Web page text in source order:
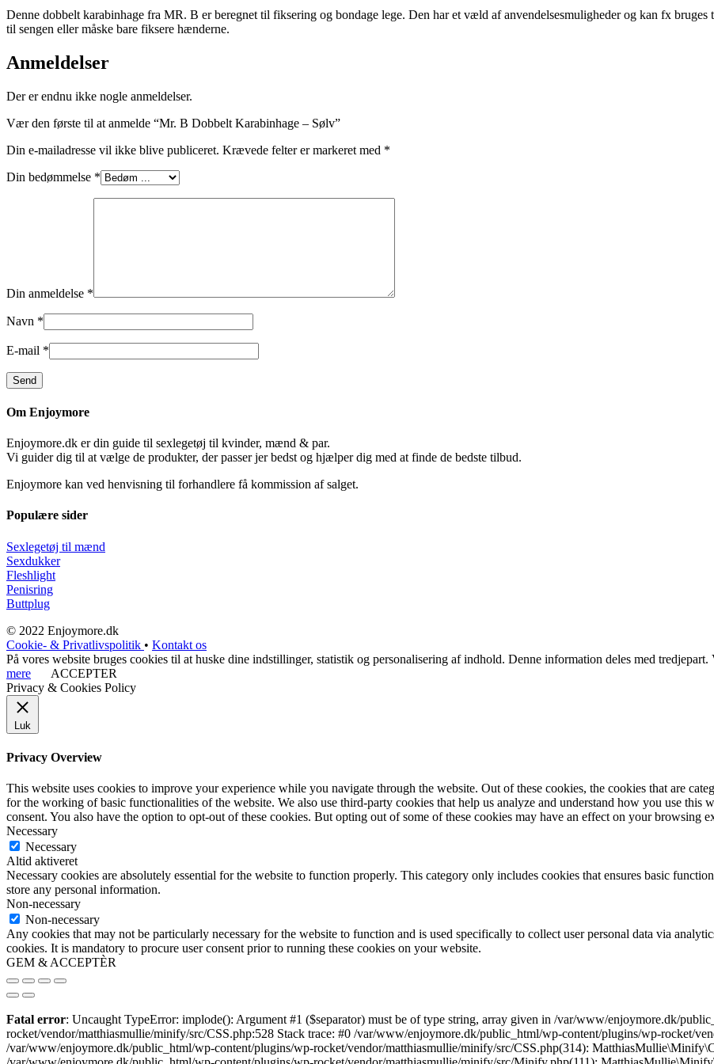
Denne dobbelt karabinhage fra MR. B er beregnet til fiksering og bondage lege. Den har et væld af anvendelsesmuligheder og kan fx
til sengen eller måske bare fiksere hænderne.
Anmeldelser
Der er endnu ikke nogle anmeldelser.
Vær den første til at anmelde “Mr. B Dobbelt Karabinhage – Sølv”
Din e-mailadresse vil ikke blive publiceret. Krævede felter er markeret med *
Din bedømmelse *
Din anmeldelse *
Navn *
E-mail *
Om Enjoymore
Enjoymore.dk er din guide til sexlegetøj til kvinder, mænd & par.
Vi guider dig til at vælge de produkter, der passer jer bedst og hjælper dig med at finde de bedste tilbud.
Enjoymore kan ved henvisning til forhandlere få kommission af salget.
Populære sider
Sexlegetøj til mænd
Sexdukker
Fleshlight
Penisring
Buttplug
© 2022 Enjoymore.dk
Cookie- & Privatlivspolitik • Kontakt os
På vores website bruges cookies til at huske dine indstillinger, statistik og personalisering af indhold. Denne information deles med
mere
ACCEPTER
Privacy & Cookies Policy
Luk
Privacy Overview
This website uses cookies to improve your experience while you navigate through the website. Out of these cookies, the cookies that are
for the working of basic functionalities of the website. We also use third-party cookies that help us analyze and understand how you use
consent. You also have the option to opt-out of these cookies. But opting out of some of these cookies may have an effect on your browsing
Necessary
Necessary
Altid aktiveret
Necessary cookies are absolutely essential for the website to function properly. This category only includes cookies that ensures basic
store any personal information.
Non-necessary
Non-necessary
Any cookies that may not be particularly necessary for the website to function and is used specifically to collect user personal data via
cookies. It is mandatory to procure user consent prior to running these cookies on your website.
GEM & ACCEPTÈR
Fatal error: Uncaught TypeError: implode(): Argument #1 ($separator) must be of type string, array given in /var/www/enjoymore.dk/
rocket/vendor/matthiasmullie/minify/src/CSS.php:528 Stack trace: #0 /var/www/enjoymore.dk/public_html/wp-content/plugins/wp-rocket/
/var/www/enjoymore.dk/public_html/wp-content/plugins/wp-rocket/vendor/matthiasmullie/minify/src/CSS.php(314):